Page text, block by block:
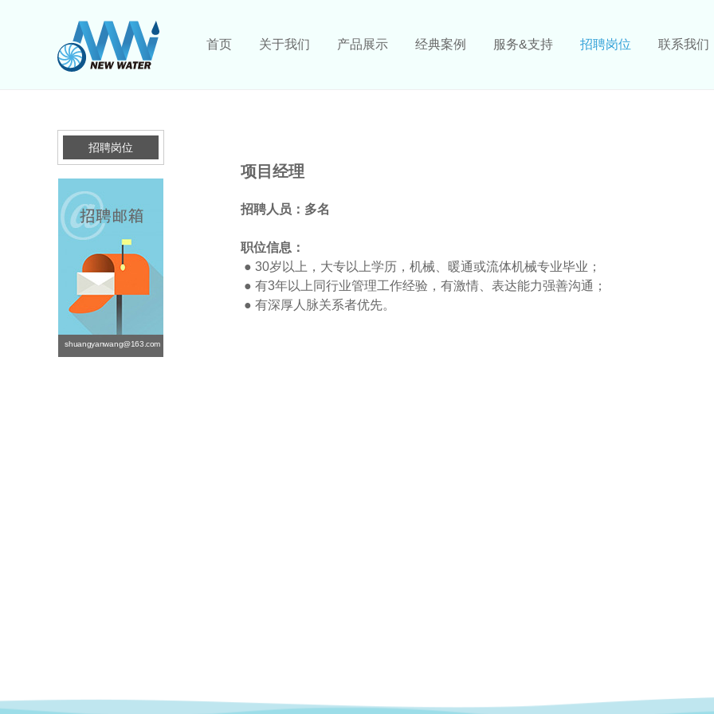
首页 关于我们 产品展示 经典案例 服务&支持 招聘岗位 联系我们
招聘岗位
shuangyanwang@163.com
项目经理
招聘人员：多名
职位信息：
● 30岁以上，大专以上学历，机械、暖通或流体机械专业毕业；
● 有3年以上同行业管理工作经验，有激情、表达能力强善沟通；
● 有深厚人脉关系者优先。